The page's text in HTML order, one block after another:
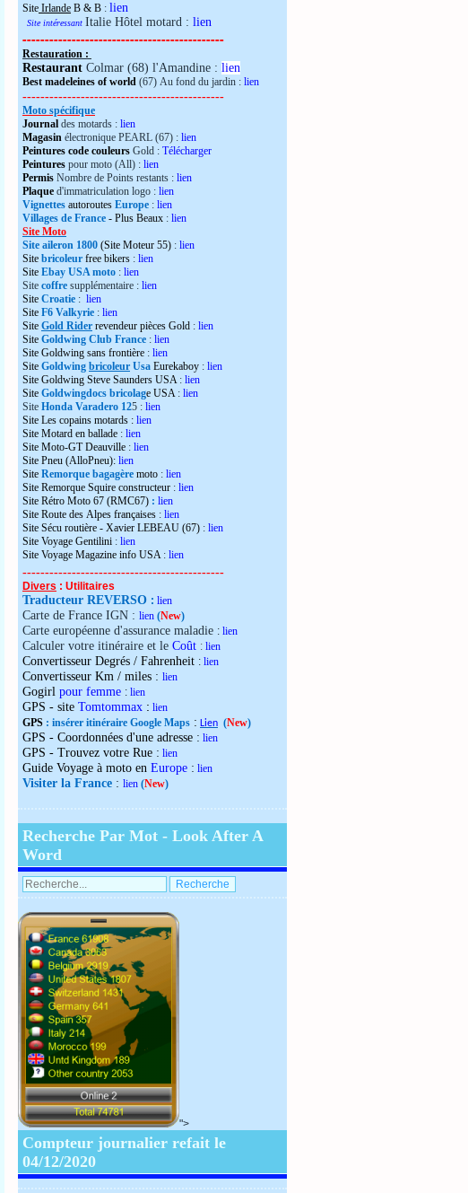
Site Irlande B & B : lien
Site intéressant Italie Hôtel motard : lien
---------------------------------------------
Restauration :
Restaurant Colmar (68) l'Amandine : lien
Best madeleines of world (67) Au fond du jardin : lien
---------------------------------------------
Moto spécifique
Journal des motards : lien
Magasin électronique PEARL (67) : lien
Peintures code couleurs Gold : Télécharger
Peintures pour moto (All) : lien
Permis Nombre de Points restants : lien
Plaque d'immatriculation logo : lien
Vignettes autoroutes Europe : lien
Villages de France - Plus Beaux : lien
Site Moto
Site aileron 1800 (Site Moteur 55) : lien
Site bricoleur free bikers : lien
Site Ebay USA moto : lien
Site coffre supplémentaire : lien
Site Croatie : lien
Site F6 Valkyrie : lien
Site Gold Rider revendeur pièces Gold : lien
Site Goldwing Club France : lien
Site Goldwing sans frontière : lien
Site Goldwing bricoleur Usa Eurekaboy : lien
Site Goldwing Steve Saunders USA : lien
Site Goldwingdocs bricolage USA : lien
Site Honda Varadero 125 : lien
Site Les copains motards : lien
Site Motard en ballade : lien
Site Moto-GT Deauville : lien
Site Pneu (AlloPneu): lien
Site Remorque bagagère moto : lien
Site Remorque Squire constructeur : lien
Site Rétro Moto 67 (RMC67) : lien
Site Route des Alpes françaises : lien
Site Sécu routière - Xavier LEBEAU (67) : lien
Site Voyage Gentilini : lien
Site Voyage Magazine info USA: lien
---------------------------------------------
Divers : Utilitaires
Traducteur REVERSO : lien
Carte de France IGN : lien (New)
Carte européenne d'assurance maladie : lien
Calculer votre itinéraire et le Coût : lien
Convertisseur Degrés / Fahrenheit : lien
Convertisseur Km / miles : lien
Gogirl pour femme : lien
GPS - site Tomtommax : lien
GPS : insérer itinéraire Google Maps : Lien (New)
GPS - Coordonnées d'une adresse : lien
GPS - Trouvez votre Rue : lien
Guide Voyage à moto en Europe : lien
Visiter la France : lien (New)
Recherche Par Mot - Look After A
Word
">
Compteur journalier refait le
04/12/2020